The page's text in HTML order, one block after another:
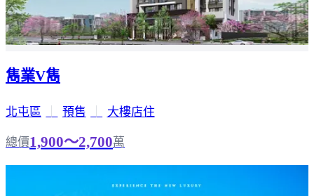
雋業V雋
北屯區 預售 大樓店住
總價1,900～2,700萬